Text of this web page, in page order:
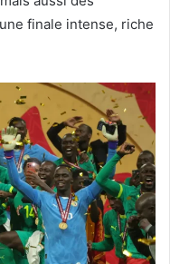
finale intense, riche